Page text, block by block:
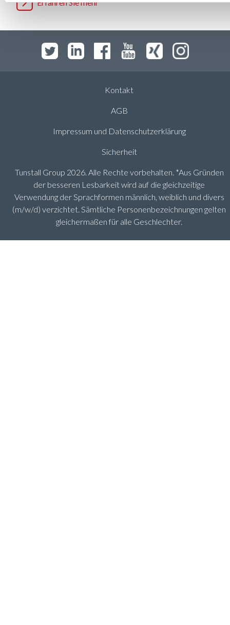
Erfahren Sie mehr
Kontakt
AGB
Impressum und Datenschutzerklärung
Sicherheit
Tunstall Group 2026. Alle Rechte vorbehalten. *Aus Gründen
der besseren Lesbarkeit wird auf die gleichzeitige
Verwendung der Sprachformen männlich, weiblich und divers
(m/w/d) verzichtet. Sämtliche Personenbezeichnungen gelten
gleichermaßen für alle Geschlechter.